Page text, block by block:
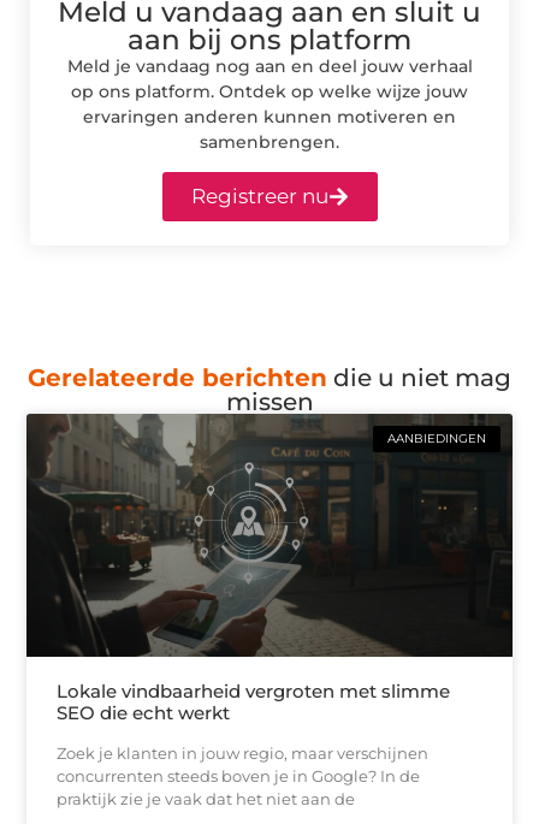
Meld u vandaag aan en sluit u
aan bij ons platform
Meld je vandaag nog aan en deel jouw verhaal
op ons platform. Ontdek op welke wijze jouw
ervaringen anderen kunnen motiveren en
samenbrengen.
Registreer nu
Gerelateerde berichten die u niet mag
missen
AANBIEDINGEN
Lokale vindbaarheid vergroten met slimme
SEO die echt werkt
Zoek je klanten in jouw regio, maar verschijnen
concurrenten steeds boven je in Google? In de
praktijk zie je vaak dat het niet aan de